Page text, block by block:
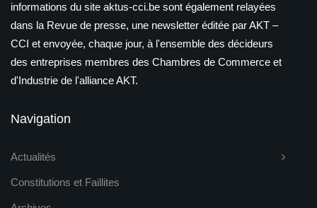
informations du site aktus-cci.be sont également relayées
dans la Revue de presse, une newsletter éditée par AKT –
CCI et envoyée, chaque jour, à l'ensemble des décideurs
des entreprises membres des Chambres de Commerce et
d'Industrie de l'alliance AKT.
Navigation
Actualités
Constitutions et Faillites